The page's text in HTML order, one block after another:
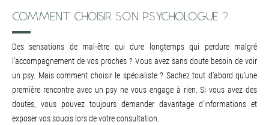
COMMENT CHOISIR SON PSYCHOLOGUE ?
Des sensations de mal-être qui dure longtemps qui perdure malgré
l’accompagnement de vos proches ? Vous avez sans doute besoin de voir
un psy. Mais comment choisir le spécialiste ? Sachez tout d’abord qu’une
première rencontre avec un psy ne vous engage à rien. Si vous avez des
doutes, vous pouvez toujours demander davantage d’informations et
exposer vos soucis lors de votre consultation.